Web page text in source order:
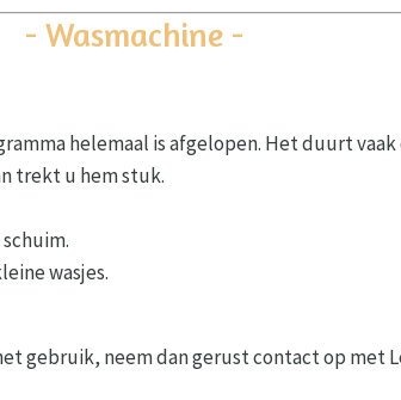
- Wasmachine -
helemaal is afgelopen. Het duurt
trekt u hem stuk.
wasjes.
gebruik, neem dan gerust contact op met